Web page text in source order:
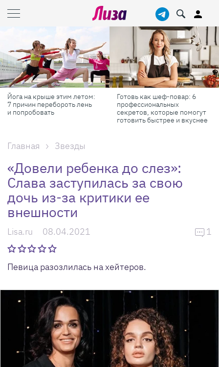
Йога на крыше этим летом:
7 причин перебороть лень
и попробовать
Готовь как шеф-повар: 6
профессиональных
секретов, которые помогут
готовить быстрее и вкуснее
Главная Звезды
«Довели ребенка до слез»:
Слава заступилась за свою
дочь из-за критики ее
внешности
Lisa.ru 08.04.2021 1
Певица разозлилась на хейтеров.